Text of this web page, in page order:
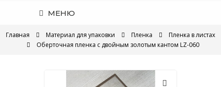
МЕНЮ
Главная Материал для упаковки Пленка
Пленка в листах
Оберточная пленка с двойным золотым кантом LZ-060